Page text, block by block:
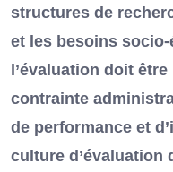
structures de
et les besoins
l’évaluation doit
contrainte
de performance et
culture d’évaluation